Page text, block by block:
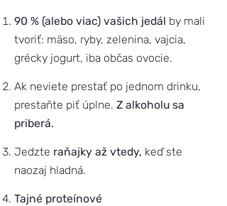
90 % (alebo viac) vašich jedál by mali
tvoriť: mäso, ryby, zelenina, vajcia,
grécky jogurt, iba občas ovocie.
Ak neviete prestať po jednom drinku,
prestaňte piť úplne. Z alkoholu sa
priberá.
Jedzte raňajky až vtedy, keď ste
naozaj hladná.
Tajné proteínové